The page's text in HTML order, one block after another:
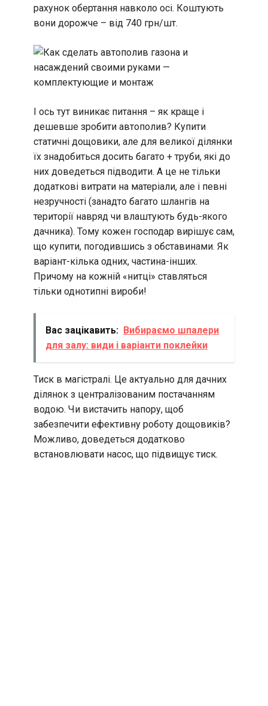
рахунок обертання навколо осі. Коштують
вони дорожче – від 740 грн/шт.
І ось тут виникає питання – як краще і
дешевше зробити автополив? Купити
статичні дощовики, але для великої ділянки
їх знадобиться досить багато + труби, які до
них доведеться підводити. А це не тільки
додаткові витрати на матеріали, але і певні
незручності (занадто багато шлангів на
території навряд чи влаштують будь-якого
дачника). Тому кожен господар вирішує сам,
що купити, погодившись з обставинами. Як
варіант-кілька одних, частина-інших.
Причому на кожній «нитці» ставляться
тільки однотипні вироби!
Вас зацікавить: Вибираємо шпалери
для залу: види і варіанти поклейки
Тиск в магістралі. Це актуально для дачних
ділянок з централізованим постачанням
водою. Чи вистачить напору, щоб
забезпечити ефективну роботу дощовиків?
Можливо, доведеться додатково
встановлювати насос, що підвищує тиск.